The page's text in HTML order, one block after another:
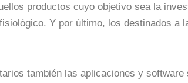
productos cuyo objetivo sea la
Y por último, los destinados a
también las aplicaciones y